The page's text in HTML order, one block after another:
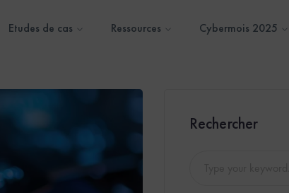
Etudes de cas Ressources Cybermois 2025
Rechercher